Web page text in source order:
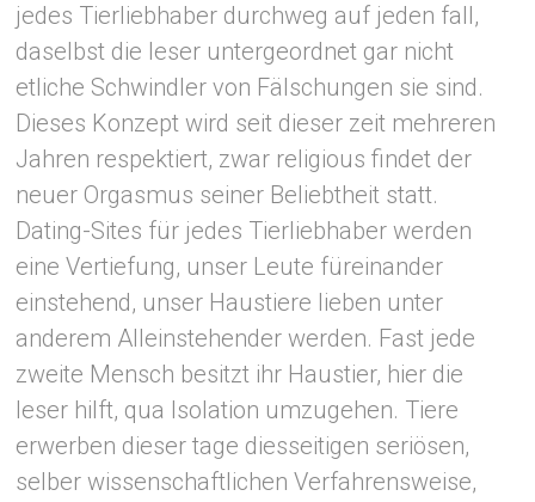
jedes Tierliebhaber durchweg auf jeden fall,
daselbst die leser untergeordnet gar nicht
etliche Schwindler von Fälschungen sie sind.
Dieses Konzept wird seit dieser zeit mehreren
Jahren respektiert, zwar religious findet der
neuer Orgasmus seiner Beliebtheit statt.
Dating-Sites für jedes Tierliebhaber werden
eine Vertiefung, unser Leute füreinander
einstehend, unser Haustiere lieben unter
anderem Alleinstehender werden. Fast jede
zweite Mensch besitzt ihr Haustier, hier die
leser hilft, qua Isolation umzugehen. Tiere
erwerben dieser tage diesseitigen seriösen,
selber wissenschaftlichen Verfahrensweise,